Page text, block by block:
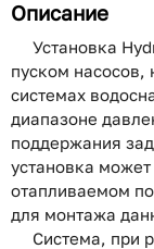
Описание
Установка
пуском насосов,
системах
диапазоне
поддержания
установка
отапливаемом
для монтажа
Система, при